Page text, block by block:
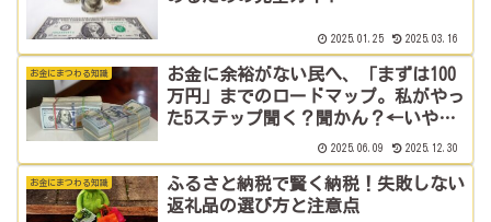
2025.01.25 2025.03.16
お金にまつわる知識
お金に余裕がない民へ、「まずは100
万円」までのロードマップ。私がやっ
た5ステップ聞く？聞かん？←いや聞
2025.06.09 2025.12.30
お金にまつわる知識
ふるさと納税で賢く納税！失敗しない
返礼品の選び方と注意点